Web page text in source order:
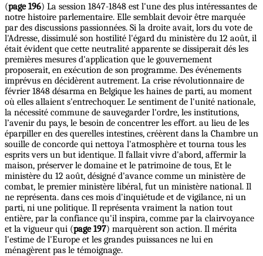
(page 196) La session 1847-1848 est l'une des plus intéressantes de
notre histoire parlementaire. Elle semblait devoir être marquée
par des discussions passionnées. Si la droite avait, lors du vote de
l'Adresse, dissimulé son hostilité l'égard du ministère du 12 août, il
était évident que cette neutralité apparente se dissiperait dés les
premières mesures d'application que le gouvernement
proposerait, en exécution de son programme. Des événements
imprévus en décidèrent autrement. La crise révolutionnaire de
février 1848 désarma en Belgique les haines de parti, au moment
où elles allaient s'entrechoquer. Le sentiment de l'unité nationale,
la nécessité commune de sauvegarder l'ordre, les institutions,
l’avenir du pays, le besoin de concentrer les effort. au lieu de les
éparpiller en des querelles intestines, créèrent dans la Chambre un
souille de concorde qui nettoya l'atmosphère et tourna tous les
esprits vers un but identique. Il fallait vivre d'abord, affermir la
maison, préserver le domaine et le patrimoine de tous, Et le
ministère du 12 août, désigné d'avance comme un ministère de
combat, le premier ministère libéral, fut un ministère national. Il
ne représenta. dans ces mois d'inquiétude et de vigilance, ni un
parti, ni une politique. Il représenta vraiment la nation tout
entière, par la confiance qu'il inspira, comme par la clairvoyance
et la vigueur qui (page 197) marquèrent son action. Il mérita
l'estime de l'Europe et les grandes puissances ne lui en
ménagèrent pas le témoignage.